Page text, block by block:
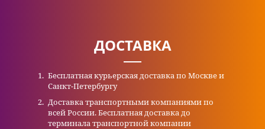
ДОСТАВКА
Бесплатная курьерская доставка по Москве и
Санкт-Петербургу
Доставка транспортными компаниями по
всей России. Бесплатная доставка до
терминала транспортной компании